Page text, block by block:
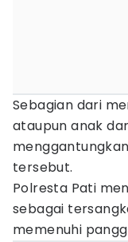
Sebagian dari
ataupun anak
tersebut.
Polresta Pati
sebagai
memenuhi